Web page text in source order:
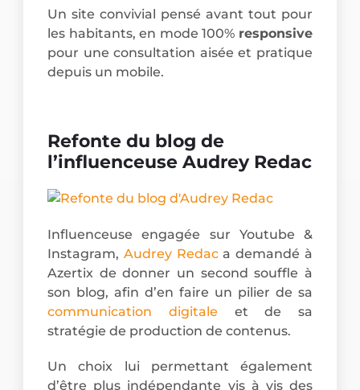
Un site convivial pensé avant tout pour
les habitants, en mode 100% responsive
pour une consultation aisée et pratique
depuis un mobile.
Refonte du blog de
l’influenceuse Audrey Redac
Influenceuse engagée sur Youtube &
Instagram, Audrey Redaca demandé à
Azertix de donner un second souffle à
son blog, afin d’en faire un pilier de sa
communication digitale et de sa
stratégie de production de contenus.
Un choix lui permettant également
d’être plus indépendante vis à vis des